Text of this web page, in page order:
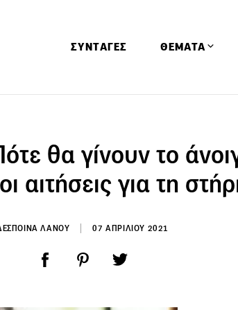
ΣΥΝΤΑΓΕΣ ΘΕΜΑΤΑ
Αφιερώματα
Ειδήσεις
Έρευνες
Παιδί
θα γίνουν το
αιτήσεις για τη
ΛΑΝΟΥ 07 ΑΠΡΙΛΙΟΥ 2021